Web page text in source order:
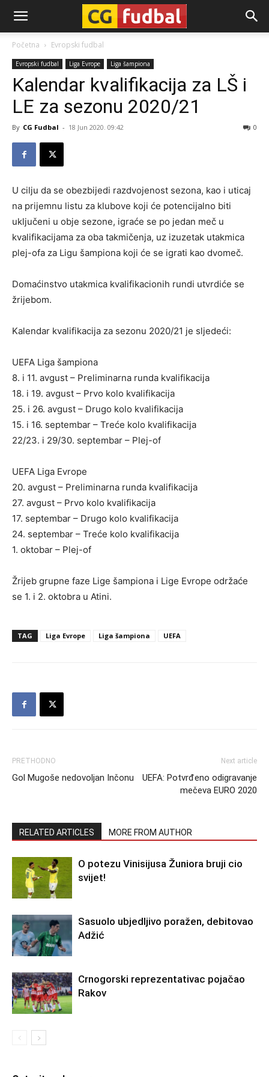
CG-
Fudbal
Početna Evropski fudbal
Evropski fudbal Liga Evrope Liga šampiona
Kalendar kvalifikacija za LŠ i
LE za sezonu 2020/21
By CG Fudbal - 18 Jun 2020. 09:42 0
U cilju da se obezbijedi razdvojenost sezona, kao i uticaj
na prijemnu listu za klubove koji će potencijalno biti
uključeni u obje sezone, igraće se po jedan meč u
kvalifikacijama za oba takmičenja, uz izuzetak utakmica
plej-ofa za Ligu šampiona koji će se igrati kao dvomeč.
Domaćinstvo utakmica kvalifikacionih rundi utvrdiće se
žrijebom.
Kalendar kvalifikacija za sezonu 2020/21 je sljedeći:
UEFA Liga šampiona
8. i 11. avgust – Preliminarna runda kvalifikacija
18. i 19. avgust – Prvo kolo kvalifikacija
25. i 26. avgust – Drugo kolo kvalifikacija
15. i 16. septembar – Treće kolo kvalifikacija
22/23. i 29/30. septembar – Plej-of
UEFA Liga Evrope
20. avgust – Preliminarna runda kvalifikacija
27. avgust – Prvo kolo kvalifikacija
17. septembar – Drugo kolo kvalifikacija
24. septembar – Treće kolo kvalifikacija
1. oktobar – Plej-of
Žrijeb grupne faze Lige šampiona i Lige Evrope održaće
se 1. i 2. oktobra u Atini.
TAG Liga Evrope Liga šampiona UEFA
PRETHODNO
Gol Mugoše nedovoljan Inčonu
Next article
UEFA: Potvrđeno odigravanje
mečeva EURO 2020
RELATED ARTICLES MORE FROM AUTHOR
O potezu Vinisijusa Žuniora bruji cio
svijet!
Sasuolo ubjedljivo poražen, debitovao
Adžić
Crnogorski reprezentativac pojačao
Rakov